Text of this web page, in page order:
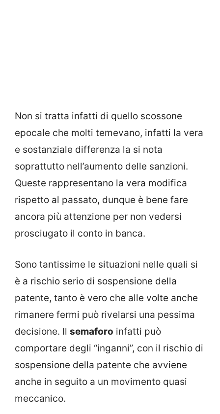
Non si tratta infatti di quello scossone
epocale che molti temevano, infatti la vera
e sostanziale differenza la si nota
soprattutto nell’aumento delle sanzioni.
Queste rappresentano la vera modifica
rispetto al passato, dunque è bene fare
ancora più attenzione per non vedersi
prosciugato il conto in banca.
Sono tantissime le situazioni nelle quali si
è a rischio serio di sospensione della
patente, tanto è vero che alle volte anche
rimanere fermi può rivelarsi una pessima
decisione. Il semaforo infatti può
comportare degli “inganni”, con il rischio di
sospensione della patente che avviene
anche in seguito a un movimento quasi
meccanico.